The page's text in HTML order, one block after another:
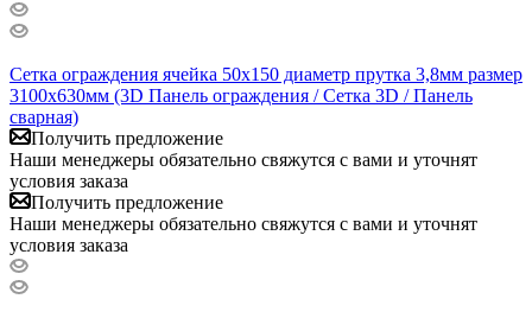
Сетка ограждения ячейка 50х150 диаметр прутка 3,8мм размер
3100x630мм (3D Панель ограждения / Сетка 3D / Панель
сварная)
Получить предложение
Наши менеджеры обязательно свяжутся с вами и уточнят
условия заказа
Получить предложение
Наши менеджеры обязательно свяжутся с вами и уточнят
условия заказа